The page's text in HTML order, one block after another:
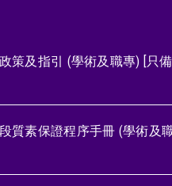
策及指引 (學術及職專) [只備
質素保證程序手冊 (學術及